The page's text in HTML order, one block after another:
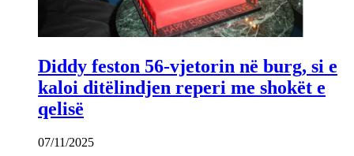
Diddy feston 56-vjetorin në burg, si e
kaloi ditëlindjen reperi me shokët e
qelisë
07/11/2025